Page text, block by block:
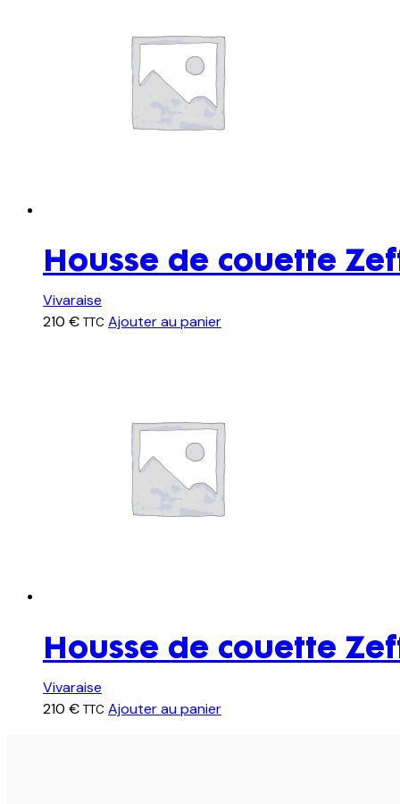
Housse de couette
Vivaraise
210 € TTC Ajouter au panier
Housse de couette
Vivaraise
210 € TTC Ajouter au panier